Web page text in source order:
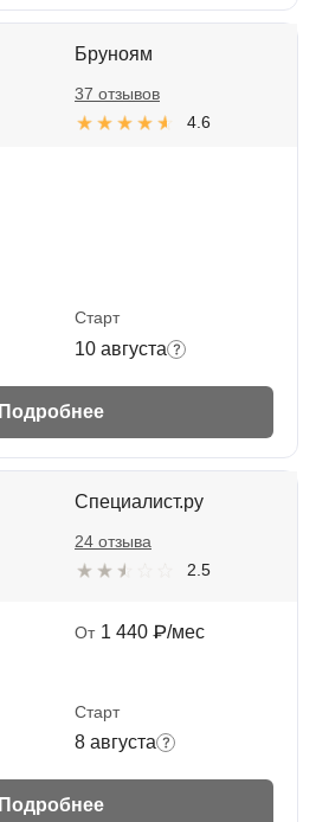
Бруноям
4.6
37 отзывов
Старт
10 августа
Подробнее
Специалист.ру
2.5
24 отзыва
От 1 440 ₽/мес
Старт
8 августа
Подробнее